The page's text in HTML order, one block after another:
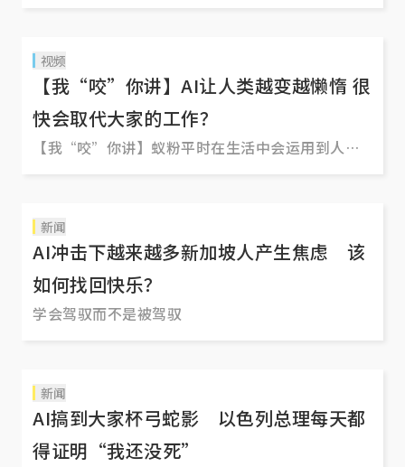
视频
【我“咬”你讲】AI让人类越变越懒惰 很
快会取代大家的工作？
【我“咬”你讲】蚁粉平时在生活中会运用到人工
得搜索分析，甚至懒得再花时间动手处理。
新闻
AI冲击下越来越多新加坡人产生焦虑 该
如何找回快乐？
学会驾驭而不是被驾驭
新闻
AI搞到大家杯弓蛇影 以色列总理每天都
得证明“我还没死”